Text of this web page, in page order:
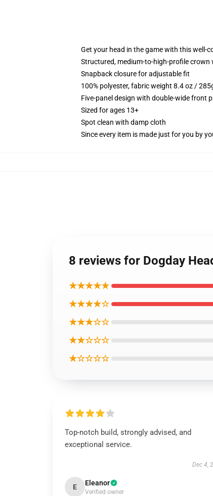
Get your head in the game with this well-
Structured, medium-to-high-profile crown
Snapback closure for adjustable fit
100% polyester, fabric weight 8.4 oz /
Five-panel design with double-wide front
Sized for ages 13+
Spot clean with damp cloth
Since every item is made just for you by
8 reviews for Dogday
★★★★★
★★★★☆
★★★☆☆
★★☆☆☆
★☆☆☆☆
Top-notch build, strongly advised, and
exceptional service.
Dec 4,
E Eleanor
Verified owner